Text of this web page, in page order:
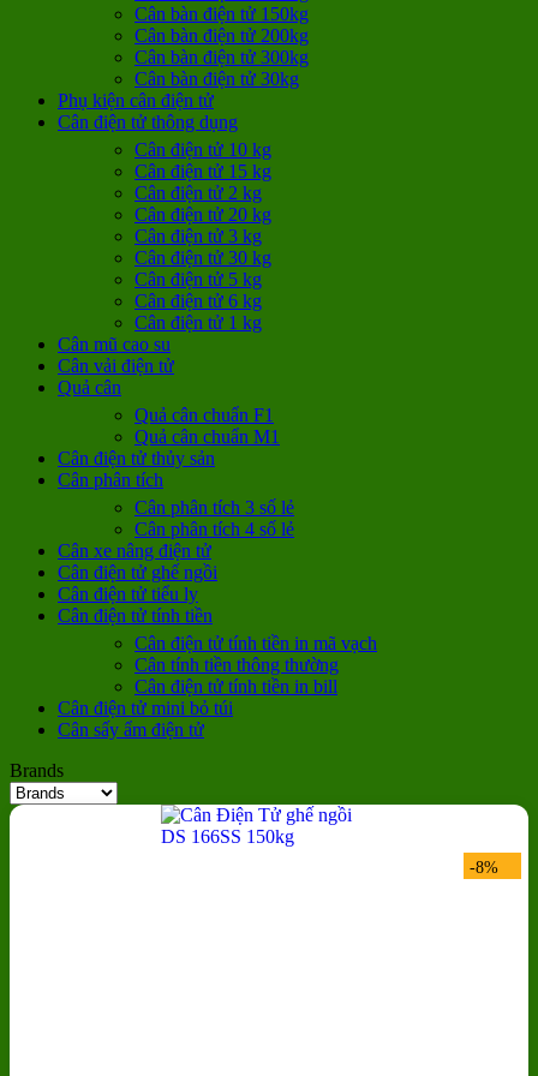
Cân bàn điện tử 150kg
Cân bàn điện tử 200kg
Cân bàn điện tử 300kg
Cân bàn điện tử 30kg
Phụ kiện cân điện tử
Cân điện tử thông dụng
Cân điện tử 10 kg
Cân điện tử 15 kg
Cân điện tử 2 kg
Cân điện tử 20 kg
Cân điện tử 3 kg
Cân điện tử 30 kg
Cân điện tử 5 kg
Cân điện tử 6 kg
Cân điện tử 1 kg
Cân mũ cao su
Cân vải điện tử
Quả cân
Quả cân chuẩn F1
Quả cân chuẩn M1
Cân điện tử thủy sản
Cân phân tích
Cân phân tích 3 số lẻ
Cân phân tích 4 số lẻ
Cân xe nâng điện tử
Cân điện tử ghế ngồi
Cân điện tử tiểu ly
Cân điện tử tính tiền
Cân điện tử tính tiền in mã vạch
Cân tính tiền thông thường
Cân điện tử tính tiền in bill
Cân điện tử mini bỏ túi
Cân sấy ẩm điện tử
Brands
-8%